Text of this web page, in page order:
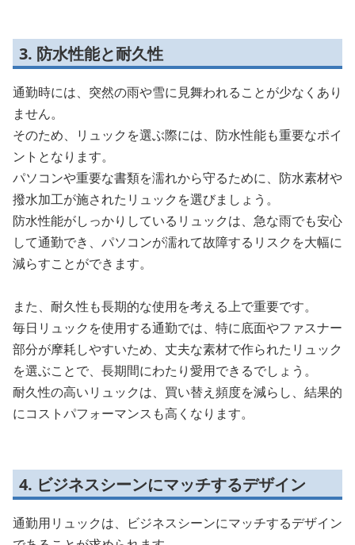
3. 防水性能と耐久性
通勤時には、突然の雨や雪に見舞われることが少なくあり
ません。
そのため、リュックを選ぶ際には、防水性能も重要なポイ
ントとなります。
パソコンや重要な書類を濡れから守るために、防水素材や
撥水加工が施されたリュックを選びましょう。
防水性能がしっかりしているリュックは、急な雨でも安心
して通勤でき、パソコンが濡れて故障するリスクを大幅に
減らすことができます。
また、耐久性も長期的な使用を考える上で重要です。
毎日リュックを使用する通勤では、特に底面やファスナー
部分が摩耗しやすいため、丈夫な素材で作られたリュック
を選ぶことで、長期間にわたり愛用できるでしょう。
耐久性の高いリュックは、買い替え頻度を減らし、結果的
にコストパフォーマンスも高くなります。
4. ビジネスシーンにマッチするデザイン
通勤用リュックは、ビジネスシーンにマッチするデザイン